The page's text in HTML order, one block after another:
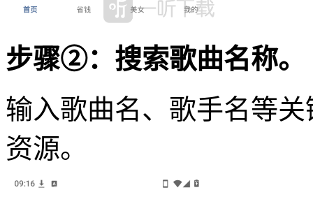
步骤②：搜索歌曲名称。
输入歌曲名、歌手名等
资源。